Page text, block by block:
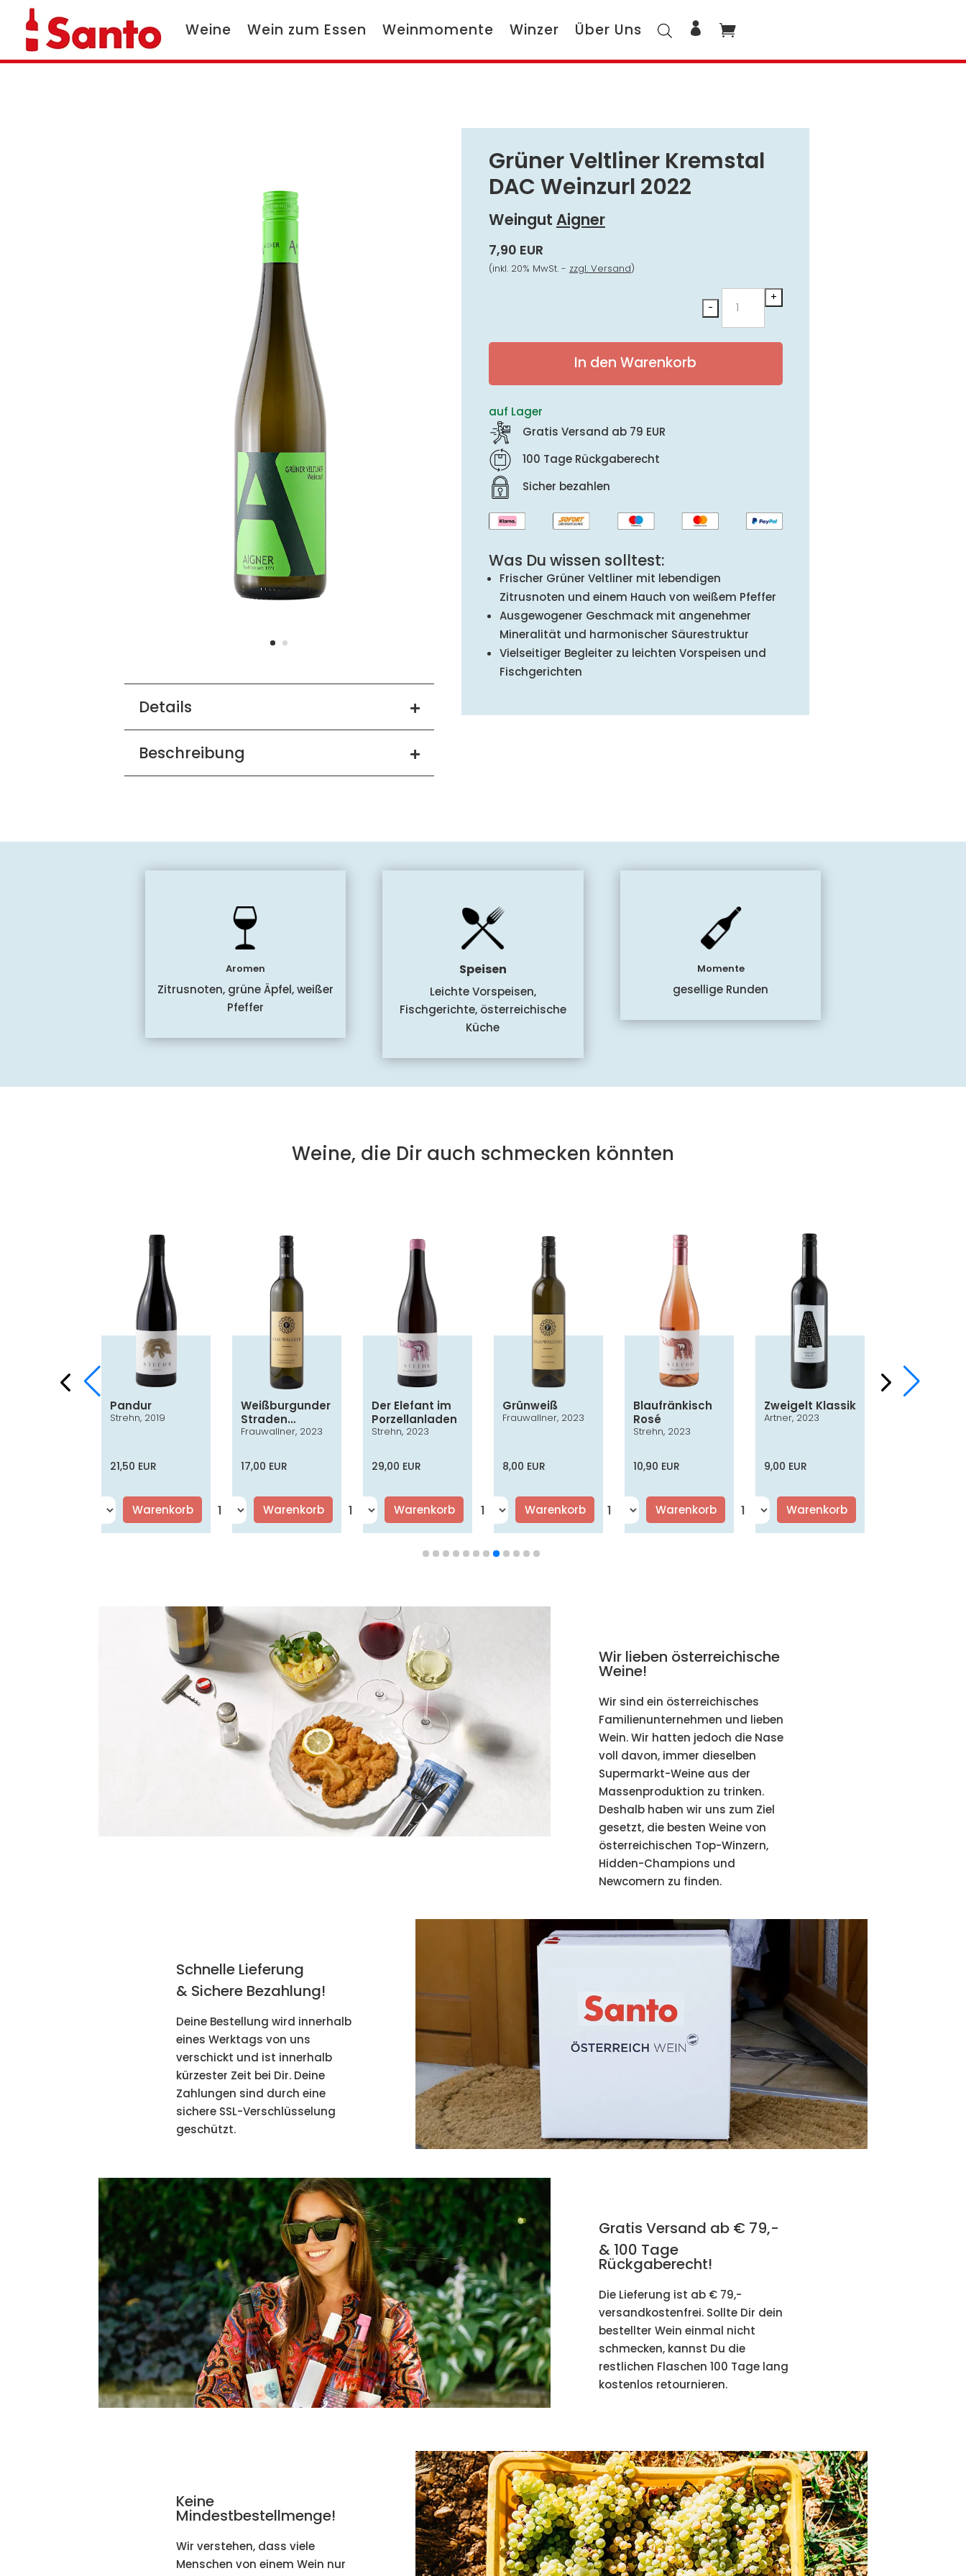
Weine Wein zum Essen Weinmomente Winzer Über Uns
Details
Beschreibung
Grüner Veltliner Kremstal
DAC Weinzurl 2022
Weingut Aigner
7,90 EUR
(inkl. 20% MwSt. - zzgl. Versand)
-
Veltliner
Kremstal
2022
+
In den Warenkorb
auf Lager
Gratis Versand ab 79 EUR
100 Tage Rückgaberecht
Sicher bezahlen
Was Du wissen solltest:
Frischer Grüner Veltliner mit lebendigen
Zitrusnoten und einem Hauch von weißem Pfeffer
Ausgewogener Geschmack mit angenehmer
Mineralität und harmonischer Säurestruktur
Vielseitiger Begleiter zu leichten Vorspeisen und
Fischgerichten
Aromen
Zitrusnoten, grüne Äpfel, weißer
Pfeffer
Speisen
Leichte Vorspeisen,
Fischgerichte, österreichische
Küche
Momente
gesellige Runden
Weine, die Dir auch schmecken könnten
Pandur
Strehn, 2019
21,50 EUR
Warenkorb
Weißburgunder
Straden
Vulkanland
Frauwallner, 2023
17,00 EUR
Warenkorb
Der Elefant im
Porzellanladen
Strehn, 2023
29,00 EUR
Warenkorb
Grünweiß
Frauwallner, 2023
8,00 EUR
Warenkorb
Blaufränkisch
Rosé
Strehn, 2023
10,90 EUR
Warenkorb
Zweigelt Klassik
Artner, 2023
9,00 EUR
Warenkorb
Wir lieben österreichische
Weine!
Wir sind ein österreichisches
Familienunternehmen und lieben
Wein. Wir hatten jedoch die Nase
voll davon, immer dieselben
Supermarkt-Weine aus der
Massenproduktion zu trinken.
Deshalb haben wir uns zum Ziel
gesetzt, die besten Weine von
österreichischen Top-Winzern,
Hidden-Champions und
Newcomern zu finden.
Schnelle Lieferung
& Sichere Bezahlung!
Deine Bestellung wird innerhalb
eines Werktags von uns
verschickt und ist innerhalb
kürzester Zeit bei Dir. Deine
Zahlungen sind durch eine
sichere SSL-Verschlüsselung
geschützt.
Gratis Versand ab € 79,-
& 100 Tage
Rückgaberecht!
Die Lieferung ist ab € 79,-
versandkostenfrei. Sollte Dir dein
bestellter Wein einmal nicht
schmecken, kannst Du die
restlichen Flaschen 100 Tage lang
kostenlos retournieren.
Keine
Mindestbestellmenge!
Wir verstehen, dass viele
Menschen von einem Wein nur